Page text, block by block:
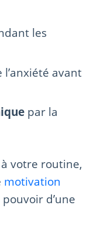
les
l’anxiété avant
par la
votre routine,
motivation
d’une